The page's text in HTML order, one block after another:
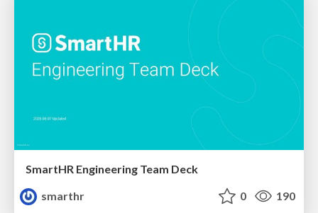
SmartHR Engineering Team Deck
smarthr
0 190